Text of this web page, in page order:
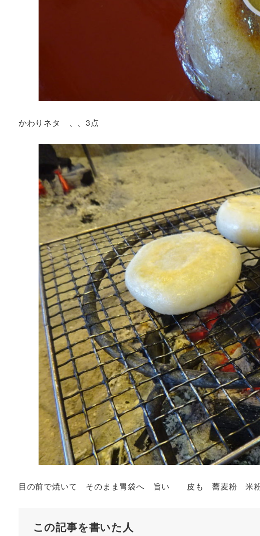
かわりネタ 、、3点
目の前で焼いて そのまま胃袋へ 旨い 皮も 蕎麦粉
この記事を書いた人